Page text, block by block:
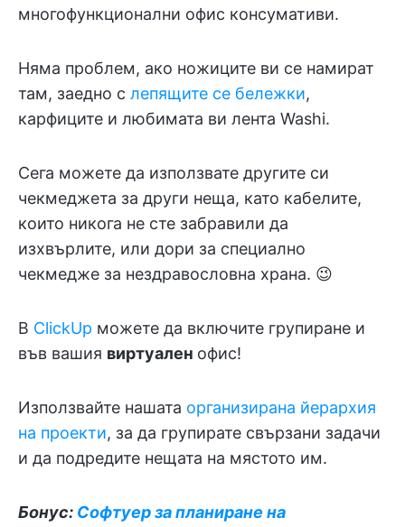
многофункционални офис консумативи.
Няма проблем, ако ножиците ви се намират
там, заедно с лепящите се бележки,
карфиците и любимата ви лента Washi.
Сега можете да използвате другите си
чекмеджета за други неща, като кабелите,
които никога не сте забравили да
изхвърлите, или дори за специално
чекмедже за нездравословна храна. 😉
В ClickUp можете да включите групиране и
във вашия виртуален офис!
Използвайте нашата организирана йерархия
на проекти, за да групирате свързани задачи
и да подредите нещата на мястото им.
Бонус: Софтуер за планиране на